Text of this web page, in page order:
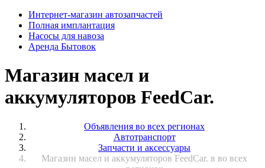
Интернет-магазин автозапчастей
Полная имплантация
Насосы для навоза
Аренда Бытовок
Магазин масел и
аккумуляторов FeedCar.
Объявления во всех регионах
Автотранспорт
Запчасти и аксессуары
Магазин масел и аккумуляторов FeedCar. в во всех